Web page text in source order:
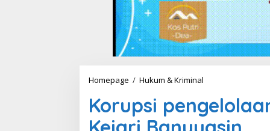
Homepage / Hukum & Kriminal
r
u
p
Korupsi